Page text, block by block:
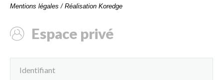
Mentions légales / Réalisation Koredge
Espace privé